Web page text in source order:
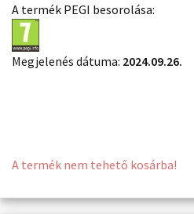
A termék PEGI besorolása:
Megjelenés dátuma: 2024.09.26.
A termék nem tehető kosárba!